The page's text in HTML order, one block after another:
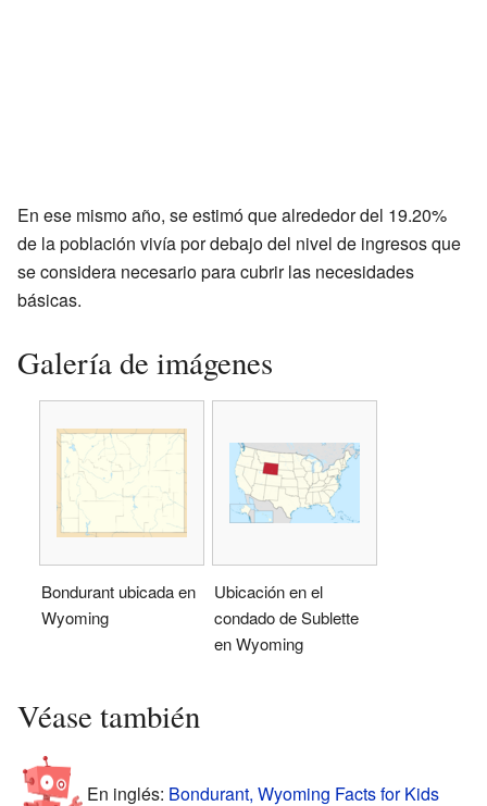
En ese mismo año, se estimó que alrededor del 19.20%
de la población vivía por debajo del nivel de ingresos que
se considera necesario para cubrir las necesidades
básicas.
Galería de imágenes
Bondurant ubicada en
Wyoming
Ubicación en el
condado de Sublette
en Wyoming
Véase también
En inglés: Bondurant, Wyoming Facts for Kids